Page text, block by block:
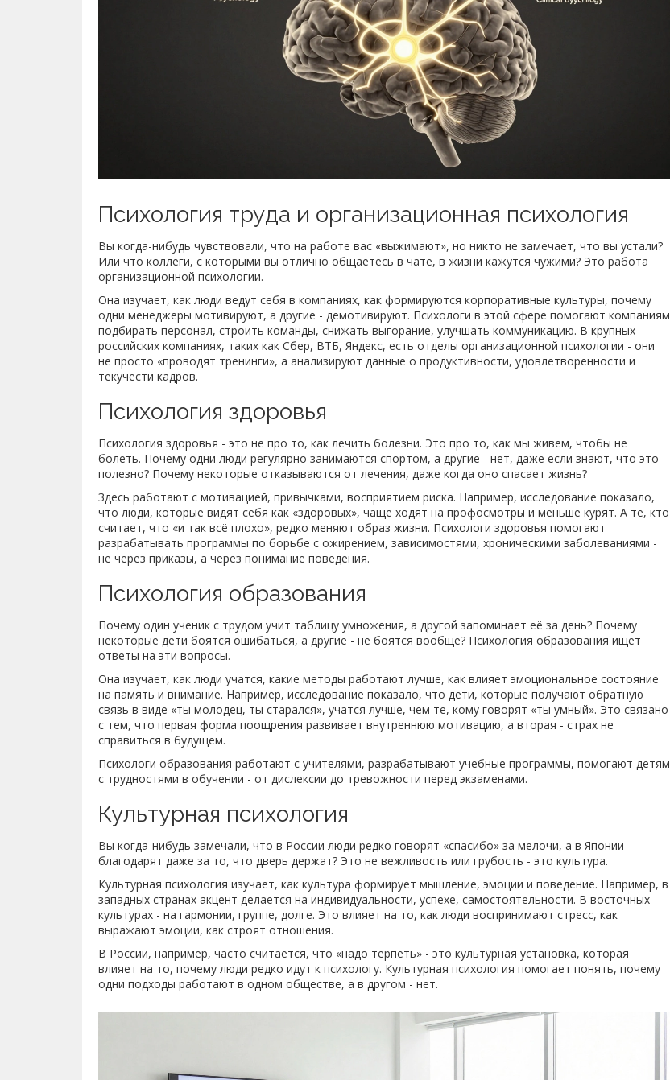
Психология труда и организационная психология
Вы когда-нибудь чувствовали, что на работе вас «выжимают», но никто не замечает, что вы устали?
Или что коллеги, с которыми вы отлично общаетесь в чате, в жизни кажутся чужими? Это работа
организационной психологии.
Она изучает, как люди ведут себя в компаниях, как формируются корпоративные культуры, почему
одни менеджеры мотивируют, а другие - демотивируют. Психологи в этой сфере помогают компаниям
подбирать персонал, строить команды, снижать выгорание, улучшать коммуникацию. В крупных
российских компаниях, таких как Сбер, ВТБ, Яндекс, есть отделы организационной психологии - они
не просто «проводят тренинги», а анализируют данные о продуктивности, удовлетворенности и
текучести кадров.
Психология здоровья
Психология здоровья - это не про то, как лечить болезни. Это про то, как мы живем, чтобы не
болеть. Почему одни люди регулярно занимаются спортом, а другие - нет, даже если знают, что это
полезно? Почему некоторые отказываются от лечения, даже когда оно спасает жизнь?
Здесь работают с мотивацией, привычками, восприятием риска. Например, исследование показало,
что люди, которые видят себя как «здоровых», чаще ходят на профосмотры и меньше курят. А те, кто
считает, что «и так всё плохо», редко меняют образ жизни. Психологи здоровья помогают
разрабатывать программы по борьбе с ожирением, зависимостями, хроническими заболеваниями -
не через приказы, а через понимание поведения.
Психология образования
Почему один ученик с трудом учит таблицу умножения, а другой запоминает её за день? Почему
некоторые дети боятся ошибаться, а другие - не боятся вообще? Психология образования ищет
ответы на эти вопросы.
Она изучает, как люди учатся, какие методы работают лучше, как влияет эмоциональное состояние
на память и внимание. Например, исследование показало, что дети, которые получают обратную
связь в виде «ты молодец, ты старался», учатся лучше, чем те, кому говорят «ты умный». Это связано
с тем, что первая форма поощрения развивает внутреннюю мотивацию, а вторая - страх не
справиться в будущем.
Психологи образования работают с учителями, разрабатывают учебные программы, помогают детям
с трудностями в обучении - от дислексии до тревожности перед экзаменами.
Культурная психология
Вы когда-нибудь замечали, что в России люди редко говорят «спасибо» за мелочи, а в Японии -
благодарят даже за то, что дверь держат? Это не вежливость или грубость - это культура.
Культурная психология изучает, как культура формирует мышление, эмоции и поведение. Например, в
западных странах акцент делается на индивидуальности, успехе, самостоятельности. В восточных
культурах - на гармонии, группе, долге. Это влияет на то, как люди воспринимают стресс, как
выражают эмоции, как строят отношения.
В России, например, часто считается, что «надо терпеть» - это культурная установка, которая
влияет на то, почему люди редко идут к психологу. Культурная психология помогает понять, почему
одни подходы работают в одном обществе, а в другом - нет.